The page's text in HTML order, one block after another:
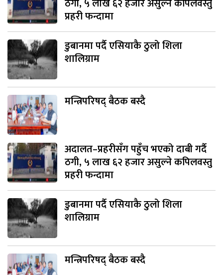
प्रहरी फन्दामा
डुबानमा पर्दै एसियाकै ठुलो शिला
शालिग्राम
मन्त्रिपरिषद् बैठक बस्दै
अदालत–प्रहरीसँग पहुँच भएको दाबी गर्दै
ठगी, ५ लाख ६२ हजार असुल्ने कपिलवस्तु
प्रहरी फन्दामा
डुबानमा पर्दै एसियाकै ठुलो शिला
शालिग्राम
मन्त्रिपरिषद् बैठक बस्दै